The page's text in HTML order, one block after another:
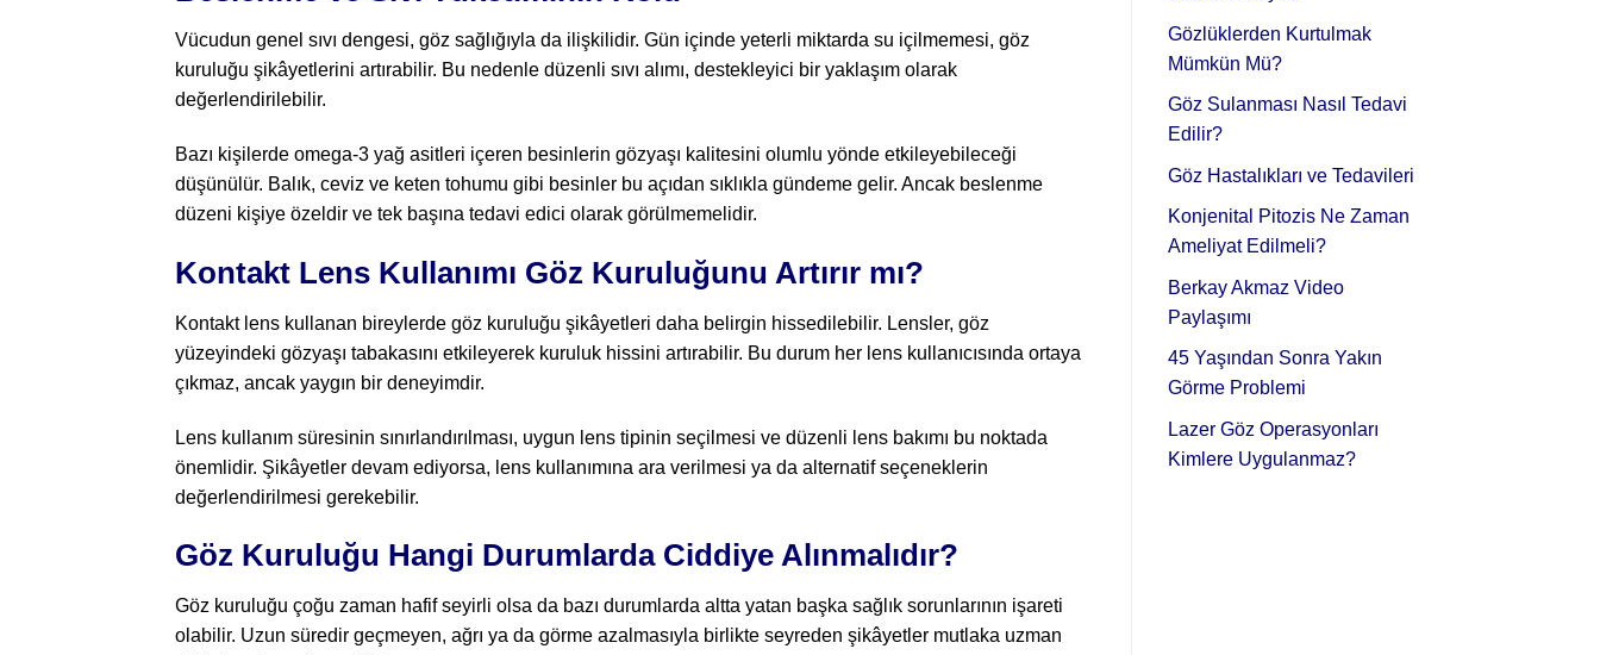
Vücudun genel sıvı dengesi, göz sağlığıyla da ilişkilidir. Gün içinde yeterli miktarda su içilmemesi, göz
kuruluğu şikâyetlerini artırabilir. Bu nedenle düzenli sıvı alımı, destekleyici bir yaklaşım olarak
değerlendirilebilir.
Bazı kişilerde omega-3 yağ asitleri içeren besinlerin gözyaşı kalitesini olumlu yönde etkileyebileceği
düşünülür. Balık, ceviz ve keten tohumu gibi besinler bu açıdan sıklıkla gündeme gelir. Ancak beslenme
düzeni kişiye özeldir ve tek başına tedavi edici olarak görülmemelidir.
Kontakt Lens Kullanımı Göz Kuruluğunu Artırır mı?
Kontakt lens kullanan bireylerde göz kuruluğu şikâyetleri daha belirgin hissedilebilir. Lensler, göz
yüzeyindeki gözyaşı tabakasını etkileyerek kuruluk hissini artırabilir. Bu durum her lens kullanıcısında ortaya
çıkmaz, ancak yaygın bir deneyimdir.
Lens kullanım süresinin sınırlandırılması, uygun lens tipinin seçilmesi ve düzenli lens bakımı bu noktada
önemlidir. Şikâyetler devam ediyorsa, lens kullanımına ara verilmesi ya da alternatif seçeneklerin
değerlendirilmesi gerekebilir.
Göz Kuruluğu Hangi Durumlarda Ciddiye Alınmalıdır?
Göz kuruluğu çoğu zaman hafif seyirli olsa da bazı durumlarda altta yatan başka sağlık sorunlarının işareti
olabilir. Uzun süredir geçmeyen, ağrı ya da görme azalmasıyla birlikte seyreden şikâyetler mutlaka uzman
Gözlüklerden Kurtulmak
Mümkün Mü?
Göz Sulanması Nasıl Tedavi
Edilir?
Göz Hastalıkları ve Tedavileri
Konjenital Pitozis Ne Zaman
Ameliyat Edilmeli?
Berkay Akmaz Video
Paylaşımı
45 Yaşından Sonra Yakın
Görme Problemi
Lazer Göz Operasyonları
Kimlere Uygulanmaz?